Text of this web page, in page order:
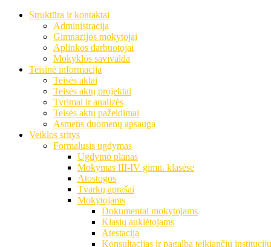
Struktūra ir kontaktai
Administracija
Gimnazijos mokytojai
Aplinkos darbuotojai
Mokyklos savivalda
Teisinė informacija
Teisės aktai
Teisės aktų projektai
Tyrimai ir analizės
Teisės aktų pažeidimai
Asmens duomenų apsauga
Veiklos sritys
Formalusis ugdymas
Ugdymo planas
Mokymas III-IV gimn. klasėse
Atostogos
Tvarkų aprašai
Mokytojams
Dokumentai mokytojams
Klasių auklėtojams
Atestacija
Konsultacijas ir pagalbą teikiančių